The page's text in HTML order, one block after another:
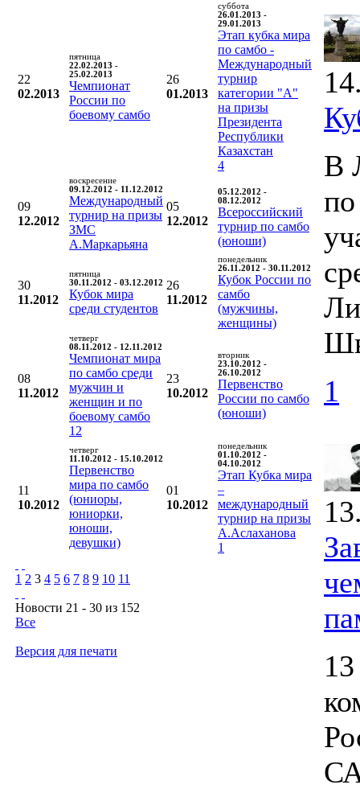
22
02.2013
пятница
22.02.2013 -
25.02.2013
Чемпионат
России по
боевому самбо
26
01.2013
суббота
26.01.2013 -
29.01.2013
Этап кубка мира
по самбо -
Международный
турнир
категории "А"
на призы
Президента
Республики
Казахстан
4
09
12.2012
воскресение
09.12.2012 - 11.12.2012
Международный
турнир на призы
ЗМС
А.Маркарьяна
05
12.2012
05.12.2012 -
08.12.2012
Всероссийский
турнир по самбо
(юноши)
30
11.2012
пятница
30.11.2012 - 03.12.2012
Кубок мира
среди студентов
26
11.2012
понедельник
26.11.2012 - 30.11.2012
Кубок России по
самбо
(мужчины,
женщины)
08
11.2012
четверг
08.11.2012 - 12.11.2012
Чемпионат мира
по самбо среди
мужчин и
женщин и по
боевому самбо
12
23
10.2012
вторник
23.10.2012 -
26.10.2012
Первенство
России по самбо
(юноши)
11
10.2012
четверг
11.10.2012 - 15.10.2012
Первенство
мира по самбо
(юниоры,
юниорки,
юноши,
девушки)
01
10.2012
понедельник
01.10.2012 -
04.10.2012
Этап Кубка мира
–
международный
турнир на призы
А.Аслаханова
1
1 2 3 4 5 6 7 8 9 10 11
Новости 21 - 30 из 152
Все
Версия для печати
В
1